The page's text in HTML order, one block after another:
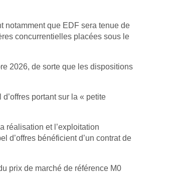
notamment que EDF sera tenue de
concurrentielles placées sous le
2026, de sorte que les dispositions
portant sur la « petite
réalisation et l’exploitation
d’offres bénéficient d’un contrat de
prix de marché de référence M0